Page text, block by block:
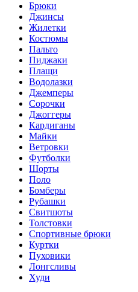
Брюки
Джинсы
Жилетки
Костюмы
Пальто
Пиджаки
Плащи
Водолазки
Джемперы
Сорочки
Джоггеры
Кардиганы
Майки
Ветровки
Футболки
Шорты
Поло
Бомберы
Рубашки
Свитшоты
Толстовки
Спортивные брюки
Куртки
Пуховики
Лонгсливы
Худи